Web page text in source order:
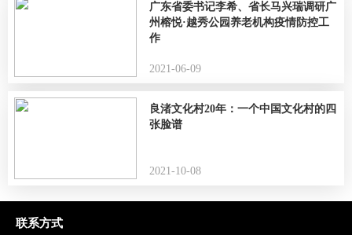
广东省委书记李希、省长马兴瑞调研广
州榕悦·越秀公园养老机构疫情防控工
作
2021-06-09
良渚文化村20年：一个中国文化村的四
张脸谱
2021-10-08
联系方式